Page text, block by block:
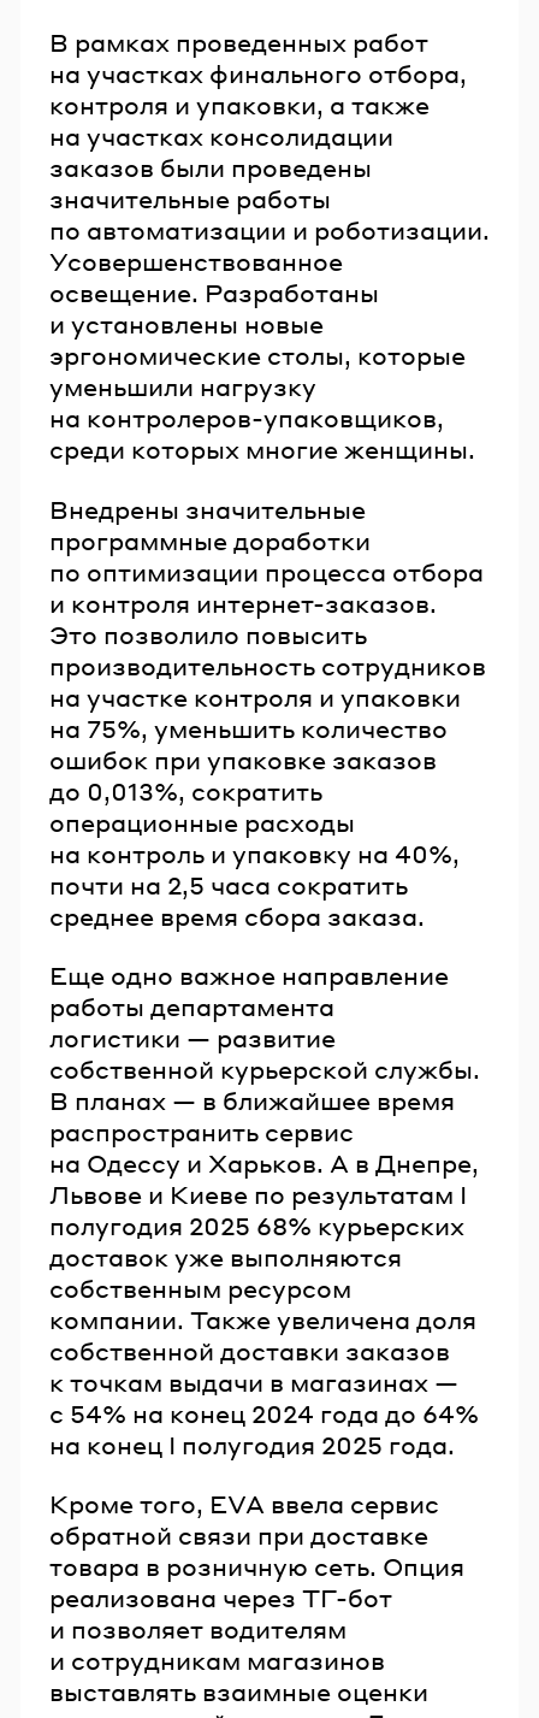
В рамках проведенных работ
на участках финального отбора,
контроля и упаковки, а также
на участках консолидации
заказов были проведены
значительные работы
по автоматизации и роботизации.
Усовершенствованное
освещение. Разработаны
и установлены новые
эргономические столы, которые
уменьшили нагрузку
на контролеров-упаковщиков,
среди которых многие женщины.
Внедрены значительные
программные доработки
по оптимизации процесса отбора
и контроля интернет-заказов.
Это позволило повысить
производительность сотрудников
на участке контроля и упаковки
на 75%, уменьшить количество
ошибок при упаковке заказов
до 0,013%, сократить
операционные расходы
на контроль и упаковку на 40%,
почти на 2,5 часа сократить
среднее время сбора заказа.
Еще одно важное направление
работы департамента
логистики — развитие
собственной курьерской службы.
В планах — в ближайшее время
распространить сервис
на Одессу и Харьков. А в Днепре,
Львове и Киеве по результатам I
полугодия 2025 68% курьерских
доставок уже выполняются
собственным ресурсом
компании. Также увеличена доля
собственной доставки заказов
к точкам выдачи в магазинах —
с 54% на конец 2024 года до 64%
на конец I полугодия 2025 года.
Кроме того, EVA ввела сервис
обратной связи при доставке
товара в розничную сеть. Опция
реализована через ТГ-бот
и позволяет водителям
и сотрудникам магазинов
выставлять взаимные оценки